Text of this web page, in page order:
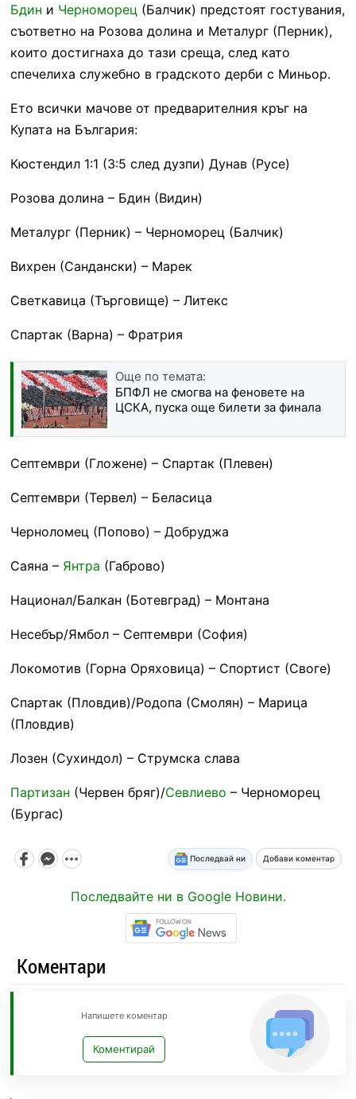
Бдин и Черноморец (Балчик) предстоят гостувания,
съответно на Розова долина и Металург (Перник),
които достигнаха до тази среща, след като
спечелиха служебно в градското дерби с Миньор.
Ето всички мачове от предварителния кръг на
Купата на България:
Кюстендил 1:1 (3:5 след дузпи) Дунав (Русе)
Розова долина – Бдин (Видин)
Металург (Перник) – Черноморец (Балчик)
Вихрен (Сандански) – Марек
Светкавица (Търговище) – Литекс
Спартак (Варна) – Фратрия
Още по темата:
БПФЛ не смогва на феновете на
ЦСКА, пуска още билети за финала
Септември (Гложене) – Спартак (Плевен)
Септември (Тервел) – Беласица
Черноломец (Попово) – Добруджа
Саяна – Янтра (Габрово)
Национал/Балкан (Ботевград) – Монтана
Несебър/Ямбол – Септември (София)
Локомотив (Горна Оряховица) – Спортист (Своге)
Спартак (Пловдив)/Родопа (Смолян) – Марица
(Пловдив)
Лозен (Сухиндол) – Струмска слава
Партизан (Червен бряг)/Севлиево – Черноморец
(Бургас)
Последвай ни Добави коментар
Последвайте ни в Google Новини.
Коментари
Напишете коментар
Коментирай